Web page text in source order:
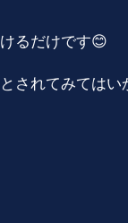
るだけです😊
されてみてはい